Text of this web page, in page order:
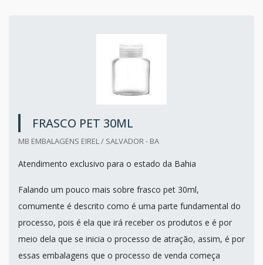
FRASCO PET 30ML
MB EMBALAGENS EIREL / SALVADOR - BA
Atendimento exclusivo para o estado da Bahia
Falando um pouco mais sobre frasco pet 30ml,
comumente é descrito como é uma parte fundamental do
processo, pois é ela que irá receber os produtos e é por
meio dela que se inicia o processo de atração, assim, é por
essas embalagens que o processo de venda começa